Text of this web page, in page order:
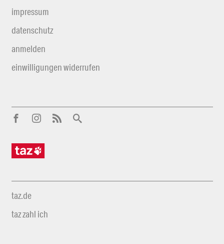
impressum
datenschutz
anmelden
einwilligungen widerrufen
taz.de
taz zahl ich